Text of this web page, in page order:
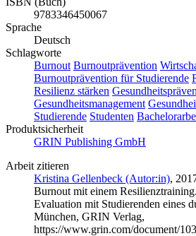
9783346450067
Sprache
Deutsch
Schlagworte
Burnout Burnoutprävention
Burnoutprävention für Studierende
Resilienz stärken
Gesundheitsmanagement
Studierende Studenten
Produktsicherheit
GRIN Publishing GmbH
Arbeit zitieren
Kristina Gellenbeck (Autor:in),
Burnout mit einem
Evaluation mit Studierenden eines
München, GRIN Verlag,
https://www.grin.com/document/